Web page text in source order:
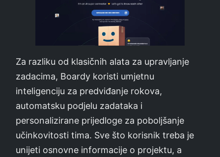
Za razliku od klasičnih alata za upravljanje
zadacima, Boardy koristi umjetnu
inteligenciju za predviđanje rokova,
automatsku podjelu zadataka i
personalizirane prijedloge za poboljšanje
učinkovitosti tima. Sve što korisnik treba je
unijeti osnovne informacije o projektu, a